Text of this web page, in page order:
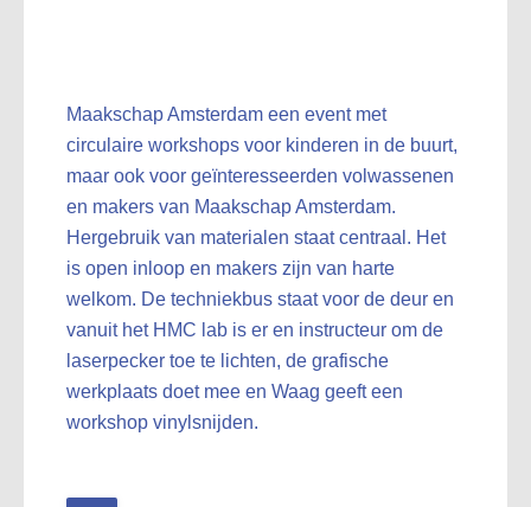
Maakschap Amsterdam een event met
circulaire workshops voor kinderen in de buurt,
maar ook voor geïnteresseerden volwassenen
en makers van Maakschap Amsterdam.
Hergebruik van materialen staat centraal. Het
is open inloop en makers zijn van harte
welkom. De techniekbus staat voor de deur en
vanuit het HMC lab is er en instructeur om de
laserpecker toe te lichten, de grafische
werkplaats doet mee en Waag geeft een
workshop vinylsnijden.